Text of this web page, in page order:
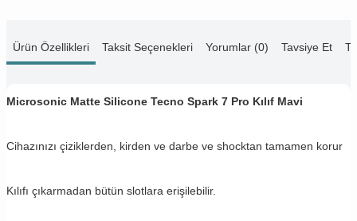
Ürün Özellikleri Taksit Seçenekleri Yorumlar (0) Tavsiye Et
Microsonic Matte Silicone Tecno Spark 7 Pro Kılıf Mavi
Cihazınızı çiziklerden, kirden ve darbe ve shocktan tamamen korur
Kılıfı çıkarmadan bütün slotlara erişilebilir.